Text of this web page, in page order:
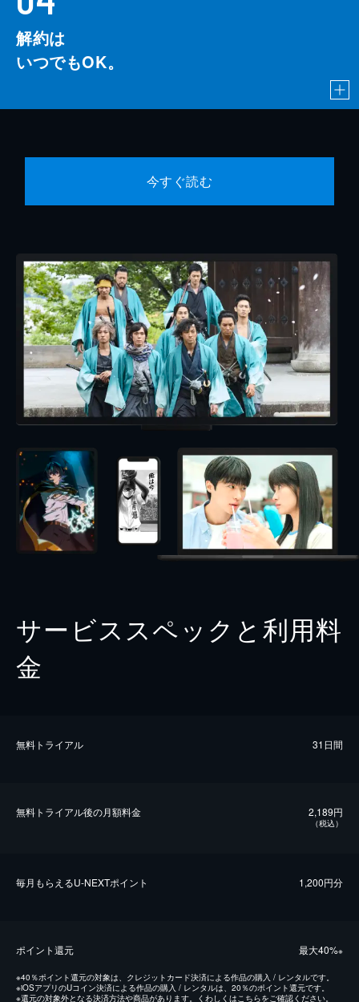
解約は
いつでもOK。
今すぐ読む
サービススペックと利用料
金
無料トライアル 31日間
無料トライアル後の⽉額料金 2,189円
（税込）
毎⽉もらえるU-NEXTポイント 1,200円分
ポイント還元 最⼤40%※
※40％ポイント還元の対象は、クレジットカード決済による作品の購入 / レンタルです。
※iOSアプリのUコイン決済による作品の購入 / レンタルは、20％のポイント還元です。
※還元の対象外となる決済方法や商品があります。くわしくは こちらをご確認ください。